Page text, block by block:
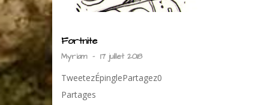
Fortnite
Myriam - 17 juillet 2018
TweetezÉpinglePartagez0
Partages